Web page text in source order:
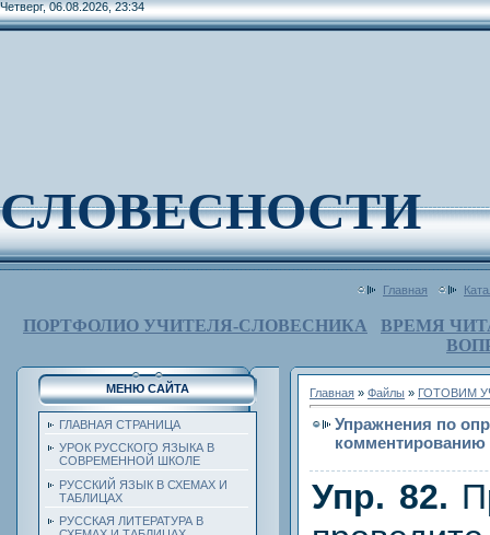
Четверг, 06.08.2026, 23:34
СЛОВЕСНОСТИ
Главная
ПОРТФОЛИО УЧИТЕЛЯ-СЛОВЕСНИКА
ВРЕМЯ
МЕНЮ САЙТА
ГЛАВНАЯ СТРАНИЦА
УРОК РУССКОГО ЯЗЫКА В
СОВРЕМЕННОЙ ШКОЛЕ
РУССКИЙ ЯЗЫК В СХЕМАХ И
ТАБЛИЦАХ
РУССКАЯ ЛИТЕРАТУРА В
Главная » Файлы » ГОТОВИМ
Упражнения по
комментированию
Упр. 82.